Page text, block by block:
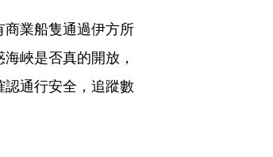
業船隻通過伊方所
峽是否真的開放，
通行安全，追蹤數